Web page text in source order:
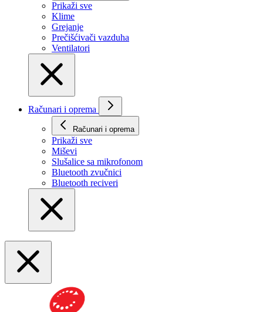
Prikaži svе
Klime
Grejanje
Prečišćivači vazduha
Ventilatori
Računari i oprema
Računari i oprema
Prikaži svе
Miševi
Slušalice sa mikrofonom
Bluetooth zvučnici
Bluetooth reciveri